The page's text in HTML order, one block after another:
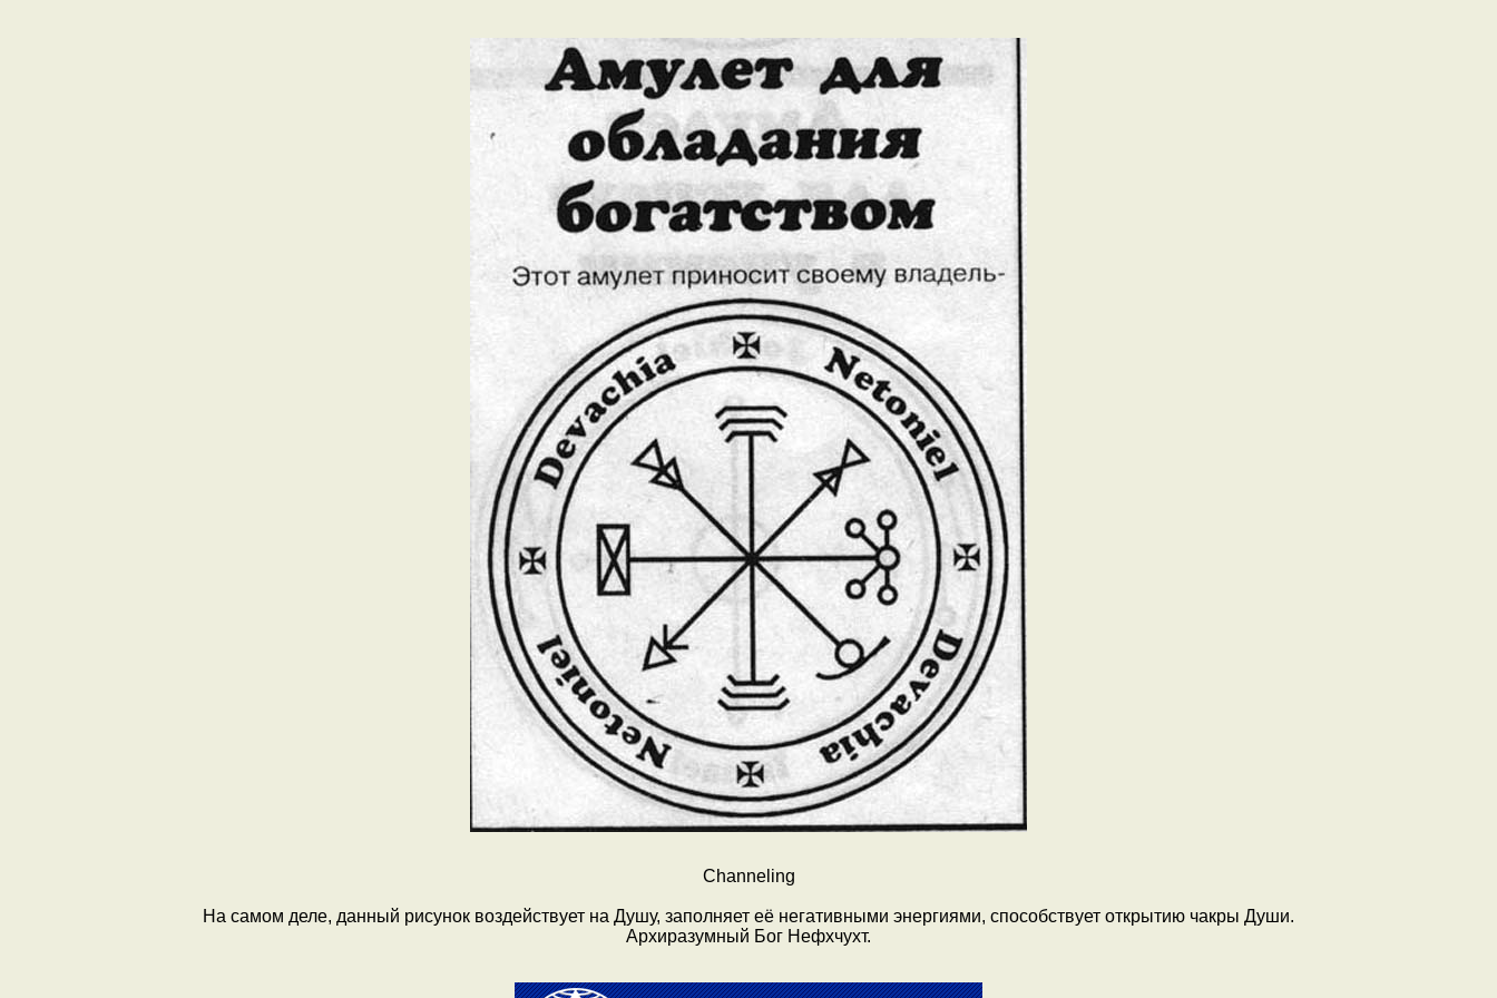
Channeling
На самом деле, данный рисунок воздействует на Душу, заполняет её негативными энергиями, способствует открытию чакры Души.
Архиразумный Бог Нефхчухт.